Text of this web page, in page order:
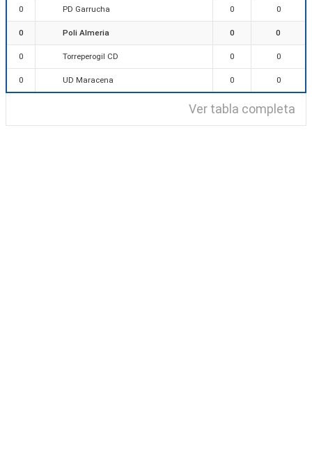
0 PD Garrucha 0 0
0 Poli Almeria 0 0
0 Torreperogil CD 0 0
0 UD Maracena 0 0
Ver tabla completa